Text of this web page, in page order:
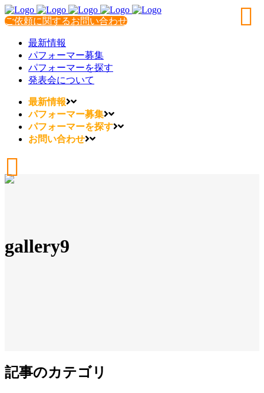
ご依頼に関するお問い合わせ
最新情報
パフォーマー募集
パフォーマーを探す
発表会について
最新情報
パフォーマー募集
パフォーマーを探す
お問い合わせ
gallery9
記事のカテゴリ